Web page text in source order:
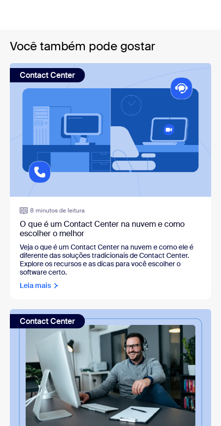
Você também pode gostar
Contact Center
8 minutos de leitura
O que é um Contact Center na nuvem e como
escolher o melhor
Veja o que é um Contact Center na nuvem e como ele é
diferente das soluções tradicionais de Contact Center.
Explore os recursos e as dicas para você escolher o
software certo.
Leia mais
Contact Center